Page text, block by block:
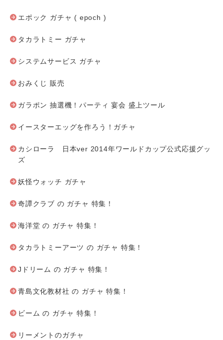
エポック ガチャ ( epoch )
タカラトミー ガチャ
システムサービス ガチャ
おみくじ 販売
ガラポン 抽選機！パーティ 宴会 盛上ツール
イースターエッグを作ろう！ガチャ
カシローラ 日本ver 2014年ワールドカップ公式応援グッ
ズ
妖怪ウォッチ ガチャ
奇譚クラブ の ガチャ 特集！
海洋堂 の ガチャ 特集！
タカラトミーアーツ の ガチャ 特集！
Jドリーム の ガチャ 特集！
青島文化教材社 の ガチャ 特集！
ビーム の ガチャ 特集！
リーメントのガチャ